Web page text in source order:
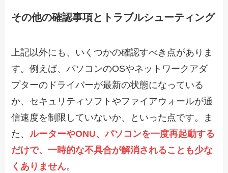
その他の確認事項とトラブルシューティング
上記以外にも、いくつかの確認すべき点がありま
す。例えば、パソコンのOSやネットワークアダ
プターのドライバーが最新の状態になっている
か、セキュリティソフトやファイアウォールが通
信速度を制限していないか、といった点です。ま
た、ルーターやONU、パソコンを一度再起動する
だけで、一時的な不具合が解消されることも少な
くありません。